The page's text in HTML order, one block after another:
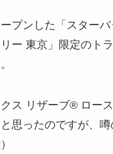
プンした「スター
ー 東京」限定のト
クス リザーブ® ロー
思ったのですが、